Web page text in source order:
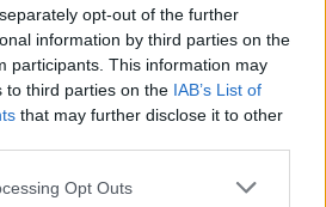
opt-out of the further
information by third parties on the
participants. This information may
to third parties on the IAB’s List of
that may further disclose it to other
Opt Outs
ΠΡΙΝ 10 ΏΡΕΣ